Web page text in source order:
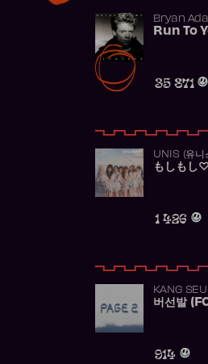
Bryan
Run To
35 871
UNIS (유니
もしも
1 426
KANG
버선발
914